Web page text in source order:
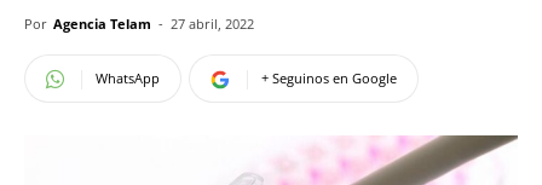
Por Agencia Telam - 27 abril, 2022
WhatsApp + Seguinos en Google